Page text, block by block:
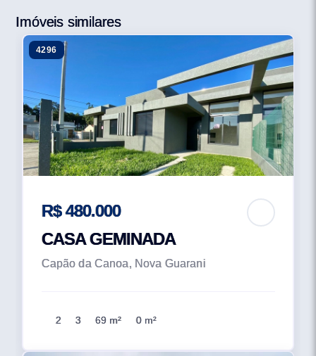
Imóveis similares
4296
R$ 480.000
CASA GEMINADA
Capão da Canoa, Nova Guarani
2 3 69 m² 0 m²